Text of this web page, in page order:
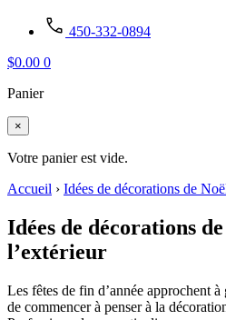
450-332-0894
$0.00 0
Panier
×
Votre panier est vide.
Accueil › Idées de décorations de
Idées de décorations
l’extérieur
Les fêtes de fin d’année approchent
de commencer à penser à la